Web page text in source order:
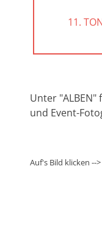
NEXT11.
Unter
und Event-
Auf's Bild klicken -->